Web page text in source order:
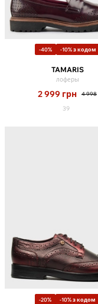
-40% -10% з кодом
TAMARIS
лоферы
2 999 грн 4 998
39
-20% -10% з кодом